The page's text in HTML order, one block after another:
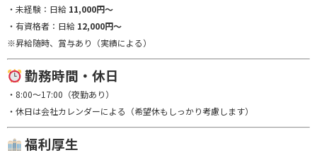
・未経験：日給 11,000円〜
・有資格者：日給 12,000円〜
※昇給随時、賞与あり（実績による）
勤務時間・休日
・8:00〜17:00（夜勤あり）
・休日は会社カレンダーによる（希望休もしっかり考慮します）
福利厚生